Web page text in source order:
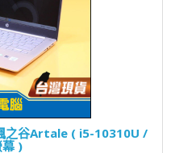
之谷Artale ( i5-10310U /
)